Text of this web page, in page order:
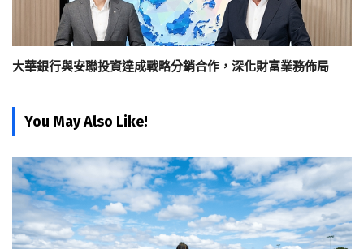
大華銀行與安聯投資達成戰略分銷合作，深化財富業務佈局
You May Also Like!